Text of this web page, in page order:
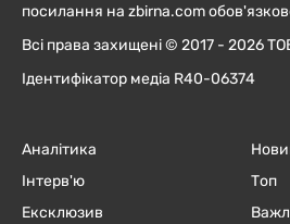
посилання на zbirna.com
Всі права захищені © 2017 - 2026
Ідентифікатор медіа R40-06374
Аналітика
Інтерв'ю
Ексклюзив
Топ